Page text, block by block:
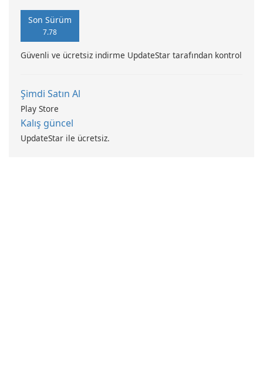
precise touch controls, fluid
movement, and seamless
animation.
Son Sürüm
7.78
Güvenli ve ücretsiz indirme UpdateStar tarafından kontrol
Şimdi Satın Al
Play Store
Kalış güncel
UpdateStar ile ücretsiz.